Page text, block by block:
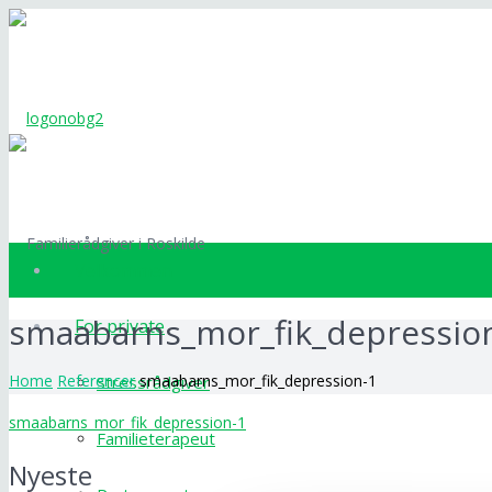
For private
Stressrådgiver
Familieterapeut
Home Referencer smaabarns_mor_fik_depression-1
smaabarns_mor_fik_depression-1
Nyeste